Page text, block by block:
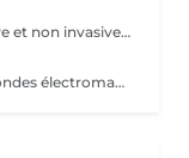
L'Endermologie est une technique exclusive et non invasive qui permet de remodeler votre silhouette, de lisser la cellulite et d'améliorer globalement la tonicité de la peau.
La radiofréquence (RF) utilise l'émission d'ondes électromagnétiques à très haute fréquence, pour cibler la peau. La technologie RF permet ainsi de raffermir sa peau et de réduire des tissus graisseux, afin de redessiner des contours touchés par un affaissement cutané et un relâchement de la peau.